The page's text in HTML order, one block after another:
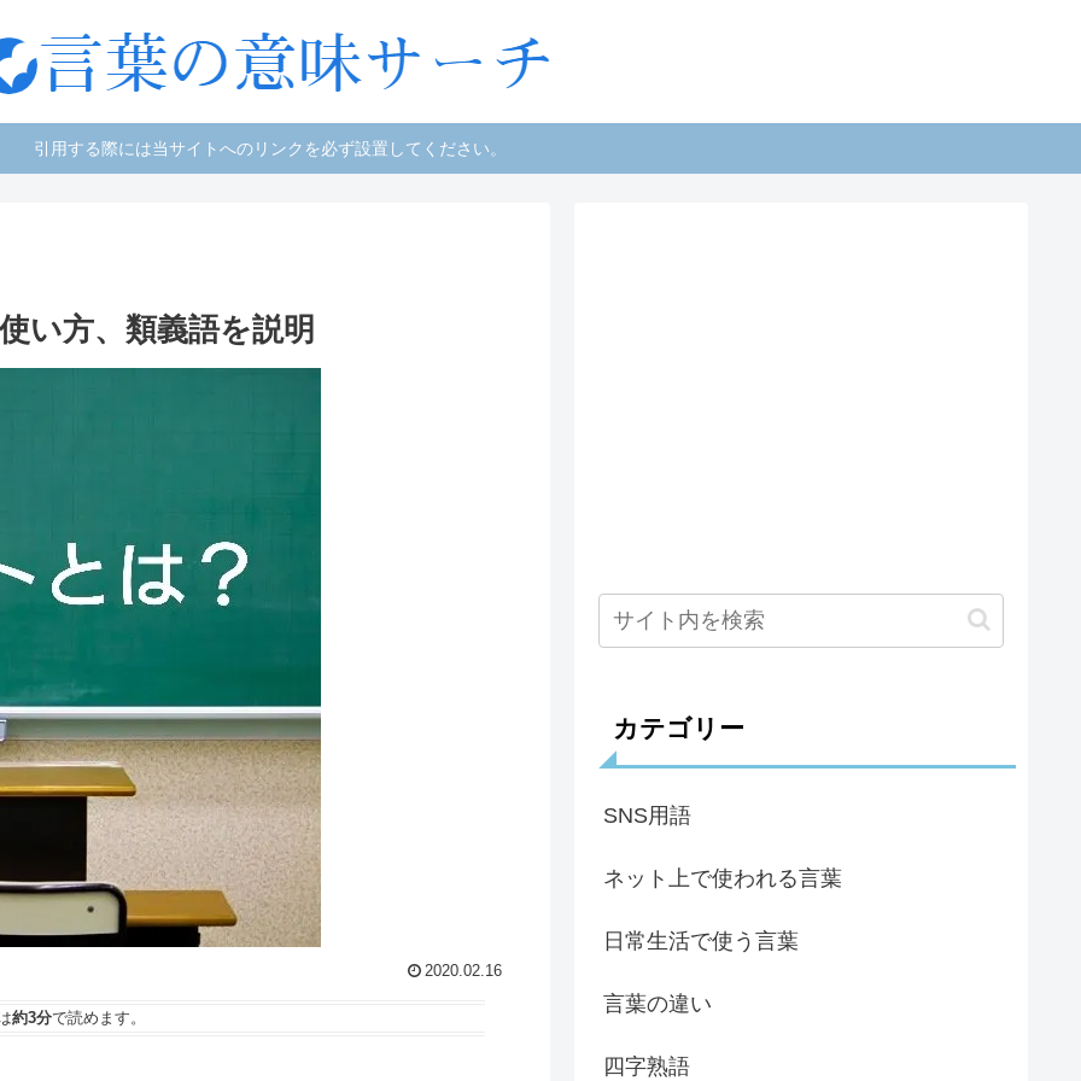
引用する際には当サイトへのリンクを必ず設置してください。
い方、類義語を説明
2020.02.16
約3分で読めます。
カテゴリー
SNS用語
ネット上で使われる言葉
日常生活で使う言葉
言葉の違い
四字熟語